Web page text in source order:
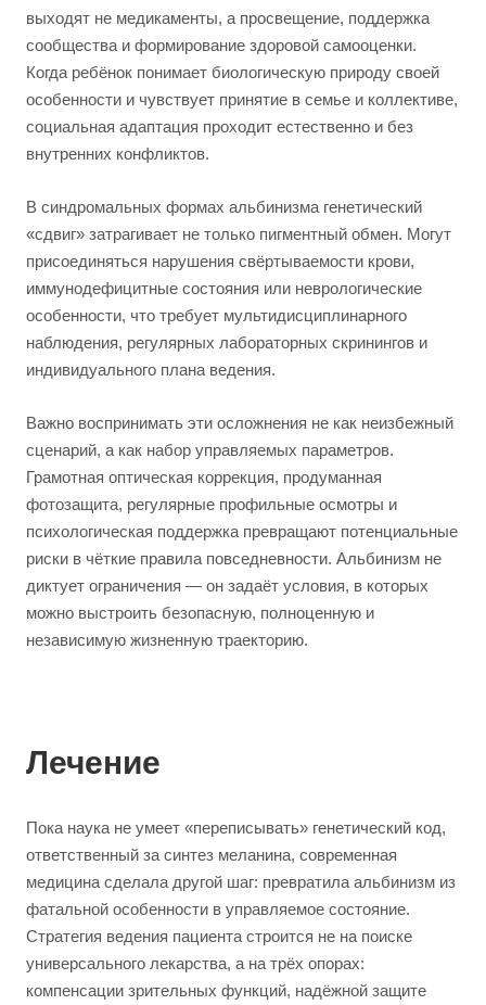
выходят не медикаменты, а просвещение, поддержка
сообщества и формирование здоровой самооценки.
Когда ребёнок понимает биологическую природу своей
особенности и чувствует принятие в семье и коллективе,
социальная адаптация проходит естественно и без
внутренних конфликтов.
В синдромальных формах альбинизма генетический
«сдвиг» затрагивает не только пигментный обмен. Могут
присоединяться нарушения свёртываемости крови,
иммунодефицитные состояния или неврологические
особенности, что требует мультидисциплинарного
наблюдения, регулярных лабораторных скринингов и
индивидуального плана ведения.
Важно воспринимать эти осложнения не как неизбежный
сценарий, а как набор управляемых параметров.
Грамотная оптическая коррекция, продуманная
фотозащита, регулярные профильные осмотры и
психологическая поддержка превращают потенциальные
риски в чёткие правила повседневности. Альбинизм не
диктует ограничения — он задаёт условия, в которых
можно выстроить безопасную, полноценную и
независимую жизненную траекторию.
Лечение
Пока наука не умеет «переписывать» генетический код,
ответственный за синтез меланина, современная
медицина сделала другой шаг: превратила альбинизм из
фатальной особенности в управляемое состояние.
Стратегия ведения пациента строится не на поиске
универсального лекарства, а на трёх опорах:
компенсации зрительных функций, надёжной защите